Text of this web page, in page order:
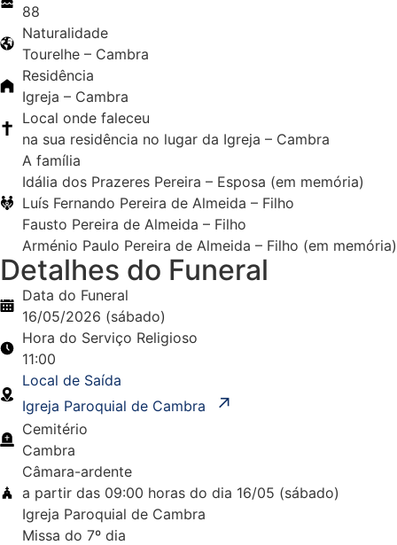
88
Naturalidade
Tourelhe – Cambra
Residência
Igreja – Cambra
Local onde faleceu
na sua residência no lugar da Igreja – Cambra
A família
Idália dos Prazeres Pereira – Esposa (em memória)
Luís Fernando Pereira de Almeida – Filho
Fausto Pereira de Almeida – Filho
Arménio Paulo Pereira de Almeida – Filho (em memória)
Detalhes do Funeral
Data do Funeral
16/05/2026 (sábado)
Hora do Serviço Religioso
11:00
Local de Saída
Igreja Paroquial de Cambra
↗︎
Cemitério
Cambra
Câmara-ardente
a partir das 09:00 horas do dia 16/05 (sábado)
Igreja Paroquial de Cambra
Missa do 7º dia